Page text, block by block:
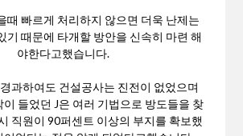
때 빠르게 처리하지 않으면 더욱 난제는
기 때문에 타개할 방안을 신속히 마련 해
야한다고했습니다.
과하여도 건설공사는 진전이 없었으며
들었던 J은 여러 기법으로 방도들을 찾
직원이 90퍼센트 이상의 부지를 확보했